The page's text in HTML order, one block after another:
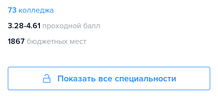
73 колледжа
3.28-4.61 проходной балл
1867 бюджетных мест
Показать все специальности